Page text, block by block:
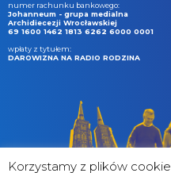
numer rachunku bankowego:
Johanneum - grupa medialna
Archidiecezji Wrocławskiej
69 1600 1462 1813 6262 6000 0001
wpłaty z tytułem:
DAROWIZNA NA RADIO RODZINA
Korzystamy z plików